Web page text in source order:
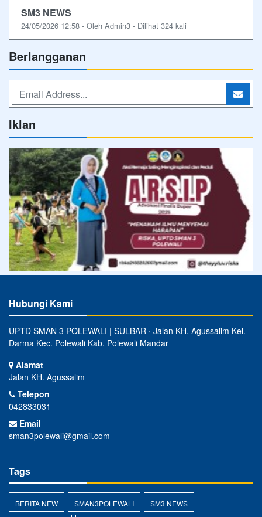
SM3 NEWS
24/05/2026 12:58 - Oleh Admin3 - Dilihat 324 kali
Berlangganan
Iklan
Hubungi Kami
UPTD SMAN 3 POLEWALI | SULBAR ⋅ Jalan KH. Agussalim Kel.
Darma Kec. Polewali Kab. Polewali Mandar
Alamat
Jalan KH. Agussalim
Telepon
042833031
Email
sman3polewali@gmail.com
Tags
BERITA NEW SMAN3POLEWALI SM3 NEWS